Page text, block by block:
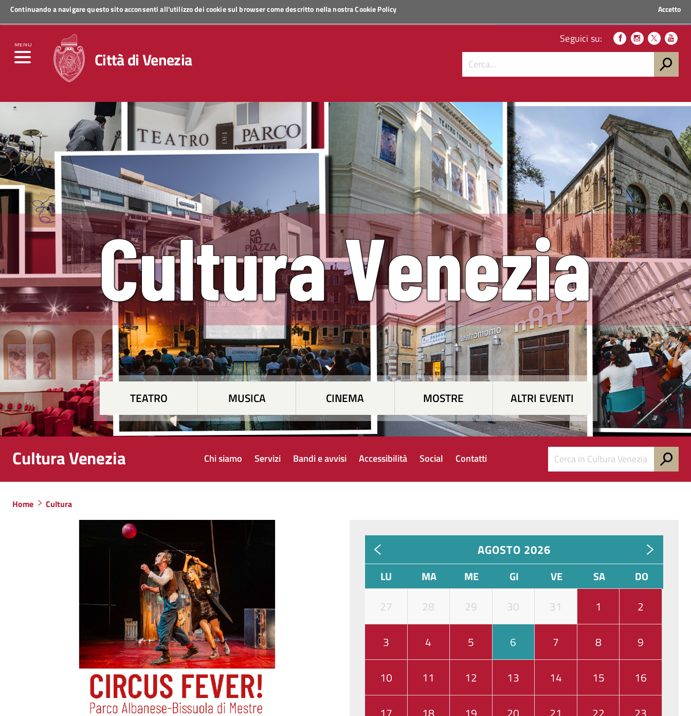
Continuando a navigare questo sito acconsenti all'utilizzo dei cookie sul browser come descritto nella nostraCookie Policy Accetto
MENU
Regione Veneto
Città di Venezia
Seguici su:
TEATRO MUSICA CINEMA MOSTRE ALTRI EVENTI
Cultura Venezia Chi siamo Servizi Bandi e avvisi Accessibilità Social Contatti
Home Cultura
AGOSTO 2026
LU MA ME GI VE SA DO
27 28 29 30 31 1 2
3 4 5 6 7 8 9
10 11 12 13 14 15 16